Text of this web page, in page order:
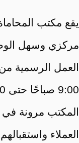
يقع مكتب
مركزي وسهل
العمل الرسمية
المكتب مرونة في
العملاء